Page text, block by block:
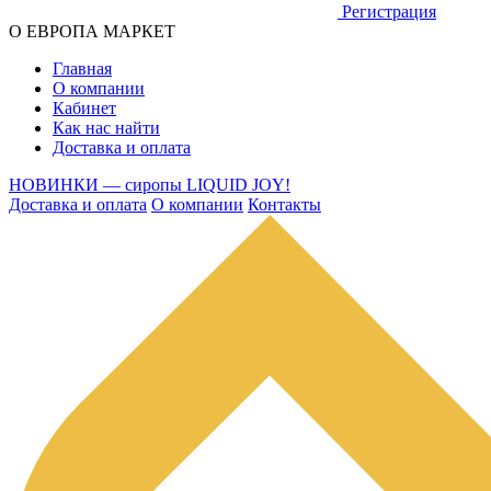
Регистрация
О ЕВРОПА МАРКЕТ
Главная
О компании
Кабинет
Как нас найти
Доставка и оплата
НОВИНКИ — сиропы LIQUID JOY!
Доставка и оплата О компании Контакты